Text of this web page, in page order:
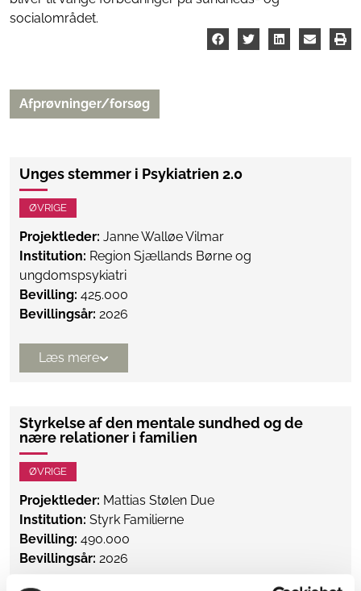
socialområdet.
Afprøvninger/forsøg
Unges stemmer i Psykiatrien 2.0
ØVRIGE
Projektleder: Janne Walløe Vilmar
Institution: Region Sjællands Børne og
ungdomspsykiatri
Bevilling: 425.000
Bevillingsår: 2026
Læs mere
Styrkelse af den mentale sundhed og de
nære relationer i familien
ØVRIGE
Projektleder: Mattias Stølen Due
Institution: Styrk Familierne
Bevilling: 490.000
Bevillingsår: 2026